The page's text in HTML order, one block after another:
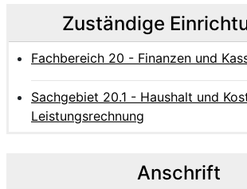
Zuständige
Fachbereich 20 - Finanzen und
Sachgebiet 20.1 - Haushalt und
Leistungsrechnung
Anschrift